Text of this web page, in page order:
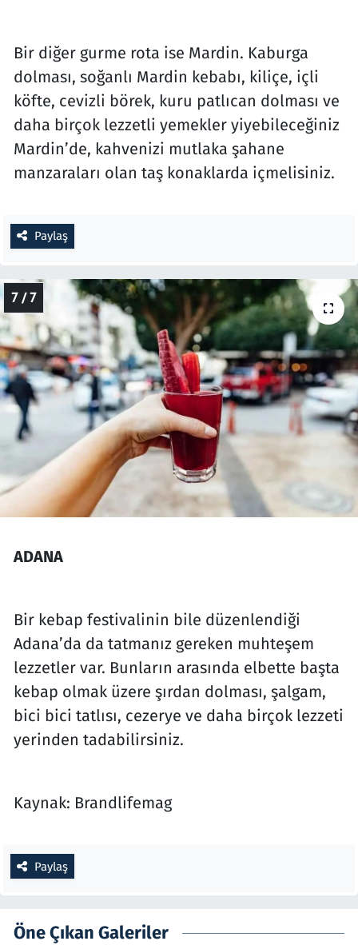
Bir diğer gurme rota ise Mardin. Kaburga
dolması, soğanlı Mardin kebabı, kiliçe, içli
köfte, cevizli börek, kuru patlıcan dolması ve
daha birçok lezzetli yemekler yiyebileceğiniz
Mardin’de, kahvenizi mutlaka şahane
manzaraları olan taş konaklarda içmelisiniz.
Paylaş
7 / 7
ADANA
Bir kebap festivalinin bile düzenlendiği
Adana’da da tatmanız gereken muhteşem
lezzetler var. Bunların arasında elbette başta
kebap olmak üzere şırdan dolması, şalgam,
bici bici tatlısı, cezerye ve daha birçok lezzeti
yerinden tadabilirsiniz.
Kaynak: Brandlifemag
Paylaş
Öne Çıkan Galeriler